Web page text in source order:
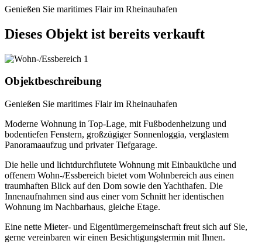
Genießen Sie maritimes Flair im Rheinauhafen
Dieses Objekt ist bereits verkauft
Objektbeschreibung
Genießen Sie maritimes Flair im Rheinauhafen
Moderne Wohnung in Top-Lage, mit Fußbodenheizung und
bodentiefen Fenstern, großzügiger Sonnenloggia, verglastem
Panoramaaufzug und privater Tiefgarage.
Die helle und lichtdurchflutete Wohnung mit Einbauküche und
offenem Wohn-/Essbereich bietet vom Wohnbereich aus einen
traumhaften Blick auf den Dom sowie den Yachthafen. Die
Innenaufnahmen sind aus einer vom Schnitt her identischen
Wohnung im Nachbarhaus, gleiche Etage.
Eine nette Mieter- und Eigentümergemeinschaft freut sich auf Sie,
gerne vereinbaren wir einen Besichtigungstermin mit Ihnen.